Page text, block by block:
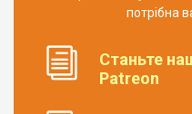
потрібна
Станьте
Patreon